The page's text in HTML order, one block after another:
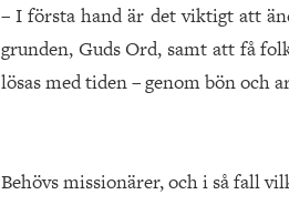
– I första hand är det viktigt att
grunden, Guds Ord, samt att få
lösas med tiden – genom bön och
Behövs missionärer, och i så fall